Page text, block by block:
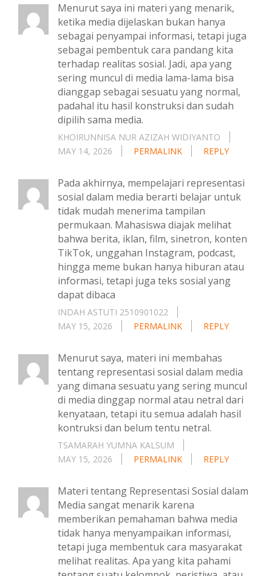
Menurut saya ini materi yang menarik,
ketika media dijelaskan bukan hanya
sebagai penyampai informasi, tetapi juga
sebagai pembentuk cara pandang kita
terhadap realitas sosial. Jadi, apa yang
sering muncul di media lama-lama bisa
dianggap sebagai sesuatu yang normal,
padahal itu hasil konstruksi dan sudah
dipilih sama media.
KHOIRUNNISA NUR AZIZAH WIDIYANTO
MAY 14, 2026
PERMALINK REPLY
Pada akhirnya, mempelajari representasi
sosial dalam media berarti belajar untuk
tidak mudah menerima tampilan
permukaan. Mahasiswa diajak melihat
bahwa berita, iklan, film, sinetron, konten
TikTok, unggahan Instagram, podcast,
hingga meme bukan hanya hiburan atau
informasi, tetapi juga teks sosial yang
dapat dibaca
INDAH ASTUTI 2510901022
MAY 15, 2026
PERMALINK REPLY
Menurut saya, materi ini membahas
tentang representasi sosial dalam media
yang dimana sesuatu yang sering muncul
di media dinggap normal atau netral dari
kenyataan, tetapi itu semua adalah hasil
kontruksi dan belum tentu netral.
TSAMARAH YUMNA KALSUM
MAY 15, 2026
PERMALINK REPLY
Materi tentang Representasi Sosial dalam
Media sangat menarik karena
memberikan pemahaman bahwa media
tidak hanya menyampaikan informasi,
tetapi juga membentuk cara masyarakat
melihat realitas. Apa yang kita pahami